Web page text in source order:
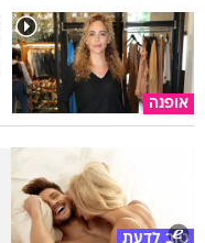
אופנה
טוב לדעת